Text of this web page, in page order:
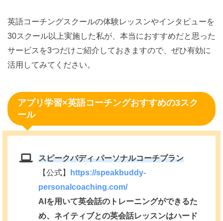
英語コーチングスクールの体験レッスンやインタビューを
30スクール以上実施した私が、本当におすすめだと思った
サービスを3つだけご紹介しておきますので、ぜひ有効に
活用してみてください。
アプリ学習×英語コーチングおすすめの3スク
ール
スピークバディ パーソナルコーチプラン
【公式】
https://speakbuddy-
personalcoaching.com/
AIを用いて英会話のトレーニングができるた
め、ネイティブとの英会話レッスンはハード